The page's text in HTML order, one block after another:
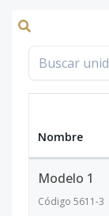
Nombre
Modelo 1
Código 5611-3